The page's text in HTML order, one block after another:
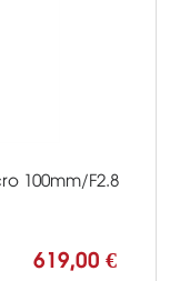
100mm/F2.8
619,00 €